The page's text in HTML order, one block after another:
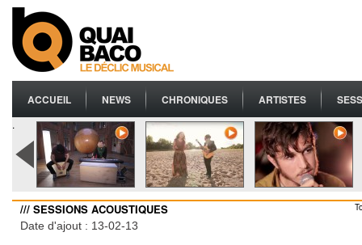
ACCUEIL NEWS CHRONIQUES ARTISTES
.
/// SESSIONS ACOUSTIQUES
Date d'ajout : 13-02-13